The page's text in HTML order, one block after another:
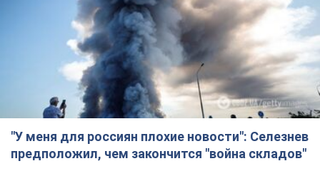
"У меня для россиян плохие новости": Селезнев
предположил, чем закончится "война складов"